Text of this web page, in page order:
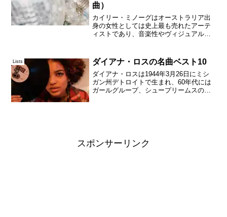
曲）
カイリー・ミノーグはオーストラリア出
身の女性としては史上最も売れたアーテ
ィストであり、音楽性やヴィジュアルイ
る。特に全英チャートでは1980年代から
2020年代までのす...
Lists ダイアナ・ロスの名曲ベスト10
ダイアナ・ロスは1944年3月26日にミシ
ガン州デトロイトで生まれ、60年代には
ガールグループ、シュープリームスのリ
スポンサーリンク